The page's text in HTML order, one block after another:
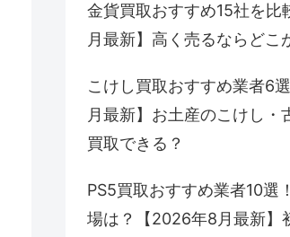
金貨買取おすすめ15社を比
月最新】高く売るならどこ
こけし買取おすすめ業者6
月最新】お土産のこけし・
買取できる？
PS5買取おすすめ業者10選
場は？【2026年8月最新】